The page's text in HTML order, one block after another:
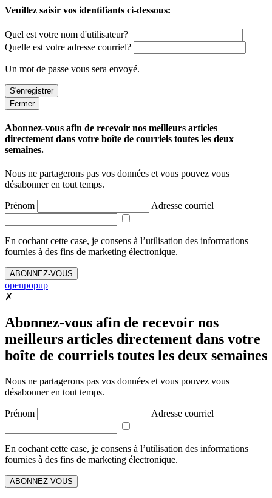
Veuillez saisir vos identifiants ci-dessous:
Quel est votre nom d'utilisateur?
Quelle est votre adresse courriel?
Un mot de passe vous sera envoyé.
Fermer
Abonnez-vous afin de recevoir nos meilleurs articles
directement dans votre boîte de courriels toutes les deux
semaines.
Nous ne partagerons pas vos données et vous pouvez vous
désabonner en tout temps.
Prénom Adresse courriel
En cochant cette case, je consens à l’utilisation des informations
fournies à des fins de marketing électronique.
ABONNEZ-VOUS
openpopup
✗
Abonnez-vous afin de recevoir nos
meilleurs articles directement dans votre
boîte de courriels toutes les deux semaines
Nous ne partagerons pas vos données et vous pouvez vous
désabonner en tout temps.
Prénom Adresse courriel
En cochant cette case, je consens à l’utilisation des informations
fournies à des fins de marketing électronique.
ABONNEZ-VOUS